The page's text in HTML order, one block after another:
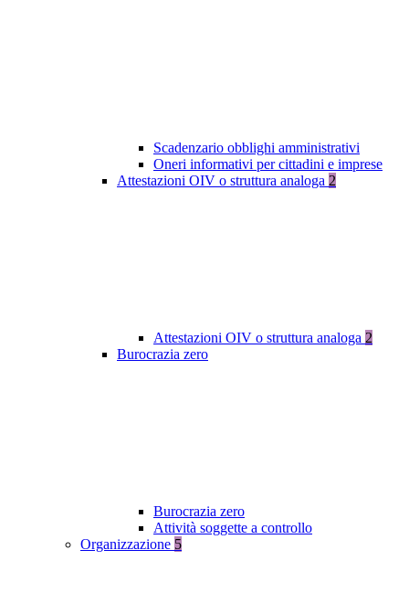
Scadenzario obblighi amministrativi
Oneri informativi per cittadini e imprese
Attestazioni OIV o struttura analoga 2
Attestazioni OIV o struttura analoga 2
Burocrazia zero
Burocrazia zero
Attività soggette a controllo
Organizzazione 5